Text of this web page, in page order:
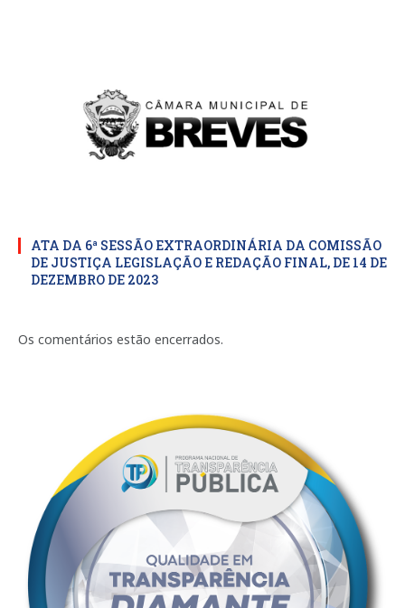
ATA DA 6ª SESSÃO EXTRAORDINÁRIA DA COMISSÃO
DE JUSTIÇA LEGISLAÇÃO E REDAÇÃO FINAL, DE 14 DE
DEZEMBRO DE 2023
Os comentários estão encerrados.